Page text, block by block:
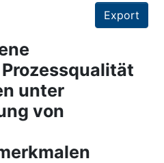
Export
unter
von